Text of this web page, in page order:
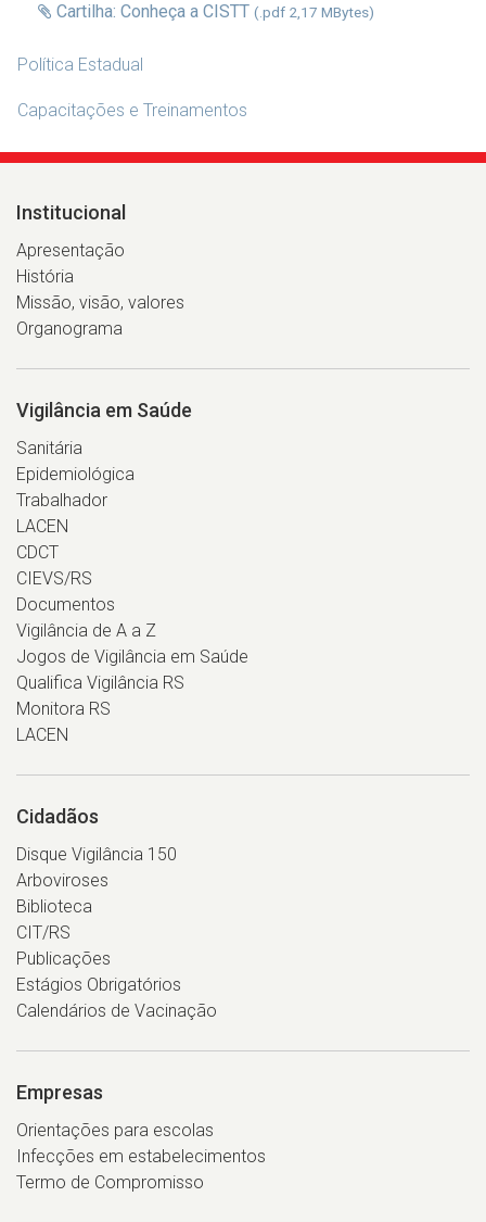
Cartilha: Conheça a CISTT (.pdf 2,17 MBytes)
Política Estadual
Capacitações e Treinamentos
Institucional
Apresentação
História
Missão, visão, valores
Organograma
Vigilância em Saúde
Sanitária
Epidemiológica
Trabalhador
LACEN
CDCT
CIEVS/RS
Documentos
Vigilância de A a Z
Jogos de Vigilância em Saúde
Qualifica Vigilância RS
Monitora RS
LACEN
Cidadãos
Disque Vigilância 150
Arboviroses
Biblioteca
CIT/RS
Publicações
Estágios Obrigatórios
Calendários de Vacinação
Empresas
Orientações para escolas
Infecções em estabelecimentos
Termo de Compromisso